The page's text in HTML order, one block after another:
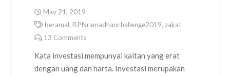
May 21, 2019
beramal, BPNramadhanchallenge2019, zakat
13 Comments
Kata investasi mempunyai kaitan yang erat
dengan uang dan harta. Investasi merupakan